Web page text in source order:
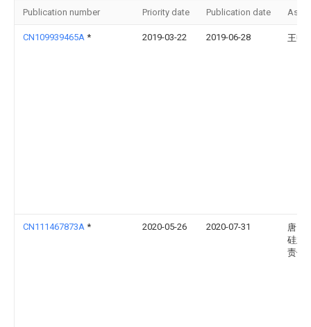
Publication number Priority date Publication date
CN109939465A * 2019-03-22 2019-06-28 王巍
CN111467873A * 2020-05-26 2020-07-31
唐山
硅业
责任